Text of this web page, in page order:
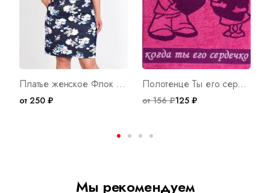
Платье женское Флок Арт. 3924
от 250 ₽
Полотенце Ты его сердечко Арт. 4267
от 156 ₽125 ₽
Мы рекомендуем